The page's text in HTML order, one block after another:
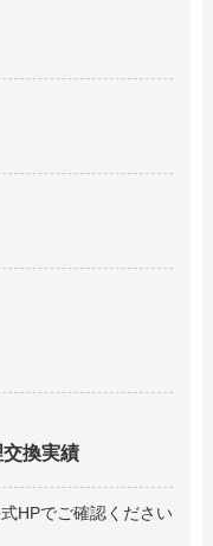
換実績
HPでご確認ください